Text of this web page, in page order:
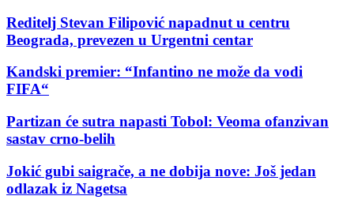
Reditelj Stevan Filipović napadnut u centru
Beograda, prevezen u Urgentni centar
Kandski premier: “Infantino ne može da vodi
FIFA“
Partizan će sutra napasti Tobol: Veoma ofanzivan
sastav crno-belih
Jokić gubi saigrače, a ne dobija nove: Još jedan
odlazak iz Nagetsa